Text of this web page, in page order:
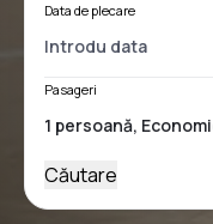
Data de plecare
Pasageri
Căutare